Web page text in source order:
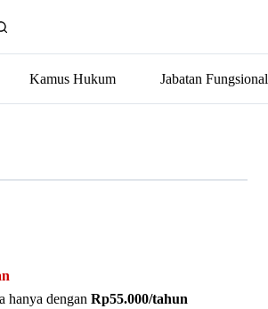
Kamus Hukum Jabatan Fungsional
hanya dengan Rp55.000/tahun